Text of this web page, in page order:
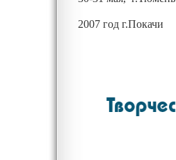
2007 год г.Покачи